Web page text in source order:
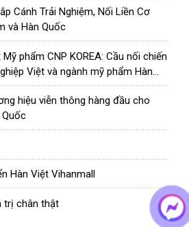
Cánh Trải Nghiệm, Nối Liền Cơ
và Hàn Quốc
phẩm CNP KOREA: Cầu nối chiến
Việt và ngành mỹ phẩm Hàn
hiệu viễn thông hàng đầu cho
Hàn Việt Vihanmall
trị chân thật